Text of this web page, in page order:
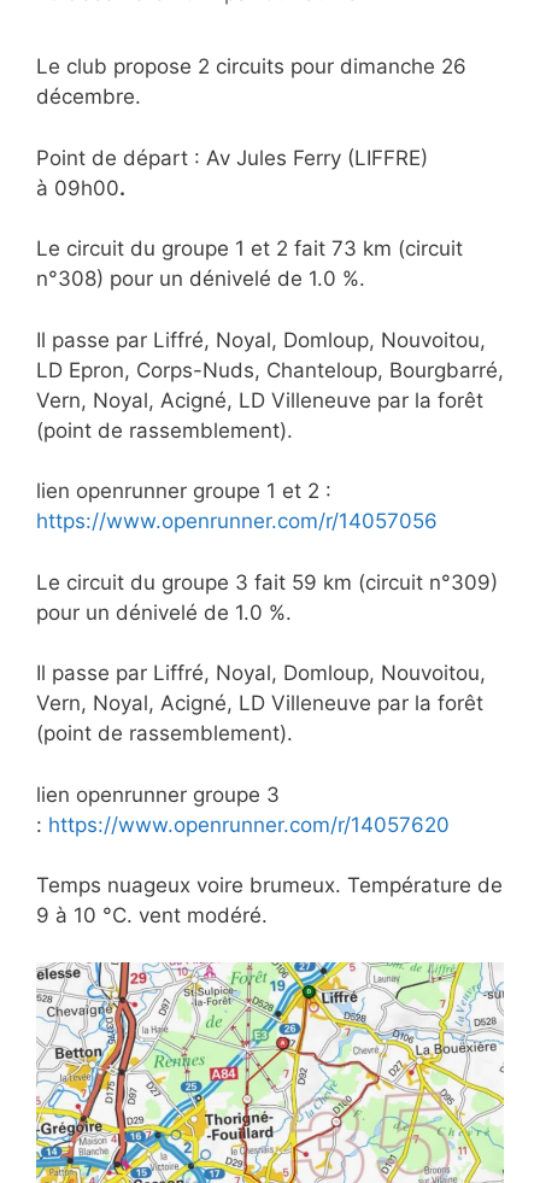
Le club propose 2 circuits pour dimanche 26
décembre.
Point de départ : Av Jules Ferry (LIFFRE)
à 09h00.
Le circuit du groupe 1 et 2 fait 73 km (circuit
n°308) pour un dénivelé de 1.0 %.
Il passe par Liffré, Noyal, Domloup, Nouvoitou,
LD Epron, Corps-Nuds, Chanteloup, Bourgbarré,
Vern, Noyal, Acigné, LD Villeneuve par la forêt
(point de rassemblement).
lien openrunner groupe 1 et 2 :
https://www.openrunner.com/r/14057056
Le circuit du groupe 3 fait 59 km (circuit n°309)
pour un dénivelé de 1.0 %.
Il passe par Liffré, Noyal, Domloup, Nouvoitou,
Vern, Noyal, Acigné, LD Villeneuve par la forêt
(point de rassemblement).
lien openrunner groupe 3
: https://www.openrunner.com/r/14057620
Temps nuageux voire brumeux. Température de
9 à 10 °C. vent modéré.